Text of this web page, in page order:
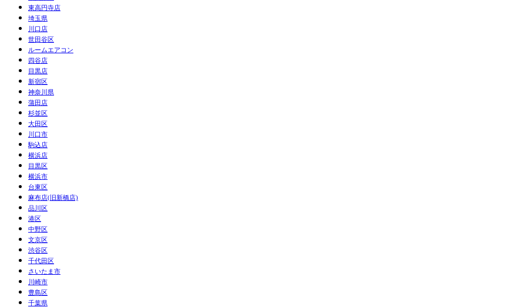
東高円寺店
埼玉県
川口店
世田谷区
ルームエアコン
四谷店
目黒店
新宿区
神奈川県
蒲田店
杉並区
大田区
川口市
駒込店
横浜店
目黒区
横浜市
台東区
麻布店(旧新橋店)
品川区
港区
中野区
文京区
渋谷区
千代田区
さいたま市
川崎市
豊島区
千葉県